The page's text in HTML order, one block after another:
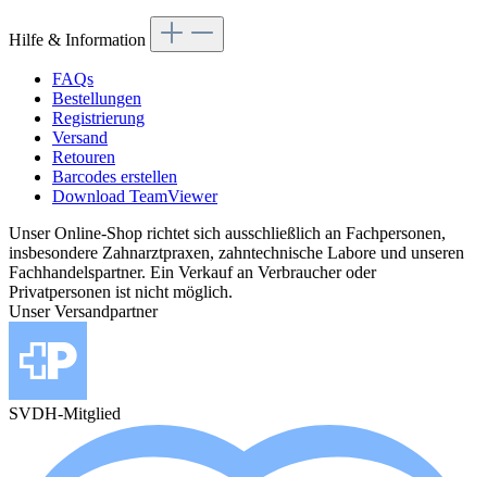
Hilfe & Information
FAQs
Bestellungen
Registrierung
Versand
Retouren
Barcodes erstellen
Download TeamViewer
Unser Online-Shop richtet sich ausschließlich an Fachpersonen,
insbesondere Zahnarztpraxen, zahntechnische Labore und unseren
Fachhandelspartner. Ein Verkauf an Verbraucher oder
Privatpersonen ist nicht möglich.
Unser Versandpartner
SVDH-Mitglied